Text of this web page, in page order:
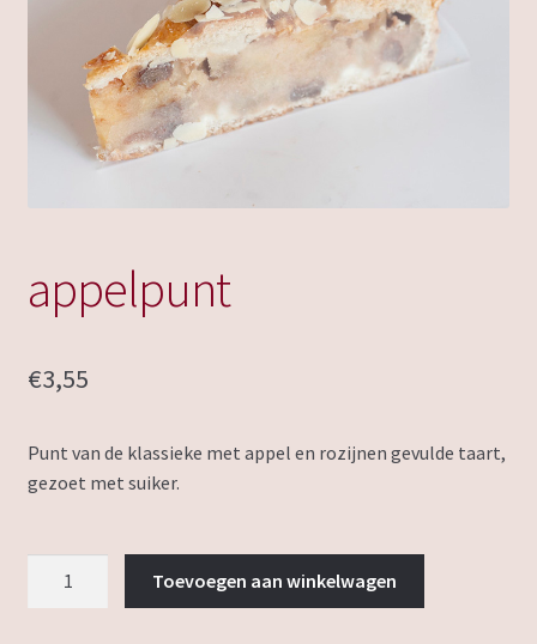
appelpunt
€3,55
Punt van de klassieke met appel en rozijnen gevulde taart,
gezoet met suiker.
Toevoegen aan winkelwagen